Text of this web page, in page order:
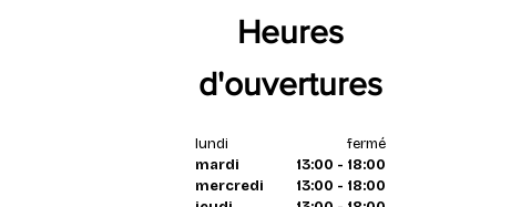
Heures
d'ouvertures
lundi
mardi
mercredi
fermé
13:00 - 18:00
13:00 - 18:00